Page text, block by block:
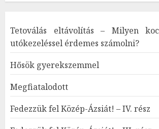
Tetoválás eltávolítás – Milyen
utókezeléssel érdemes számolni?
Hősök gyerekszemmel
Megfiatalodott
Fedezzük fel Közép-Ázsiát! – IV. rész